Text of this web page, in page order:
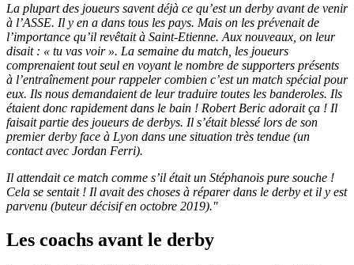
La plupart des joueurs savent déjà ce qu’est un derby avant de venir
à l’ASSE. Il y en a dans tous les pays. Mais on les prévenait de
l’importance qu’il revêtait à Saint-Etienne. Aux nouveaux, on leur
disait : « tu vas voir ». La semaine du match, les joueurs
comprenaient tout seul en voyant le nombre de supporters présents
à l’entraînement pour rappeler combien c’est un match spécial pour
eux. Ils nous demandaient de leur traduire toutes les banderoles. Ils
étaient donc rapidement dans le bain ! Robert Beric adorait ça ! Il
faisait partie des joueurs de derbys. Il s’était blessé lors de son
premier derby face à Lyon dans une situation très tendue (un
contact avec Jordan Ferri).
Il attendait ce match comme s’il était un Stéphanois pure souche !
Cela se sentait ! Il avait des choses à réparer dans le derby et il y est
parvenu (buteur décisif en octobre 2019)."
Les coachs avant le derby